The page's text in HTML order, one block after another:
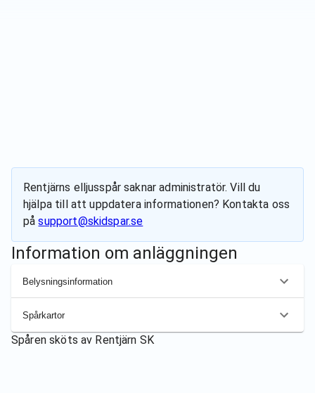
Rentjärns elljusspår saknar administratör. Vill du
hjälpa till att uppdatera informationen? Kontakta oss
på support@skidspar.se
Information om anläggningen
Belysningsinformation
Spårkartor
Spåren sköts av Rentjärn SK